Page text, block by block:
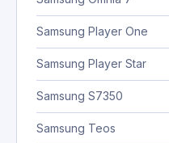
Samsung Player One
Samsung Player Star
Samsung S7350
Samsung Teos